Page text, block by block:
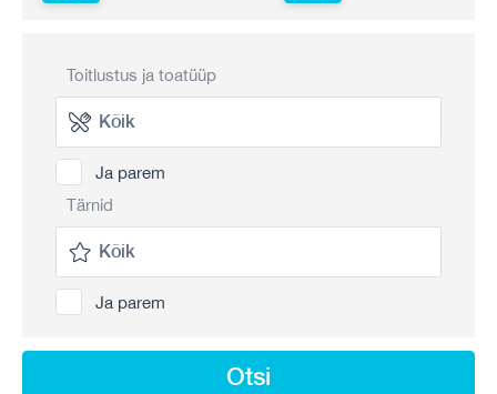
Toitlustus ja toatüüp
Ja parem
Tärnid
Ja parem
Otsi